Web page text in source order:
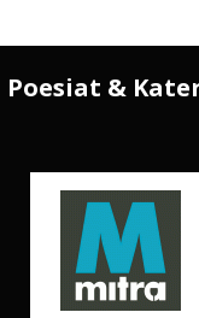
Poesiat &